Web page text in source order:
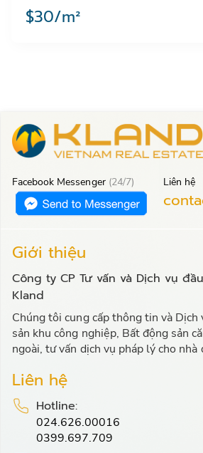
$30/m²
Facebook Messenger (24/7) Liên hệ
Giới thiệu
Công ty CP Tư vấn và Dịch vụ
Kland
Chúng tôi cung cấp thông tin và
sản khu công nghiệp, Bất động sản
ngoài, tư vấn dịch vụ pháp lý cho nhà
Liên hệ
Hotline:
024.626.00016
0399.697.709